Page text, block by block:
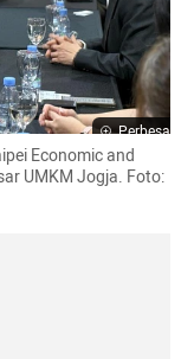
Perbesar
Economic and
UMKM Jogja. Foto: